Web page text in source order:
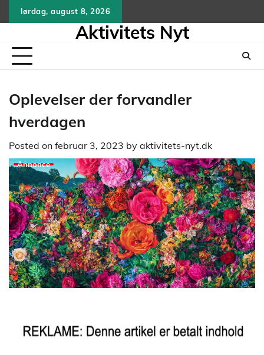
to
lørdag, august 8, 2026
Aktivitets Nyt
Oplevelser der forvandler
hverdagen
Posted on februar 3, 2023 by aktivitets-nyt.dk
Annonce